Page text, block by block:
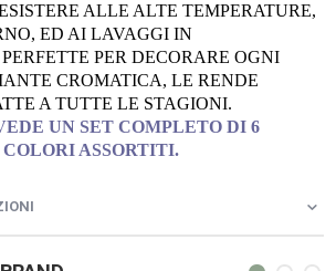
ALLE ALTE TEMPERATURE,
ED AI LAVAGGI IN
PER DECORARE OGNI
CROMATICA, LE RENDE
A TUTTE LE STAGIONI.
UN SET COMPLETO DI 6
ASSORTITI.